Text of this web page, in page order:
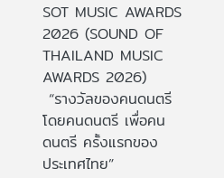
SOT MUSIC AWARDS
2026 (SOUND OF
THAILAND MUSIC
AWARDS 2026)
“รางวัลของคนดนตรี
โดยคนดนตรี เพื่อคน
ดนตรี ครั้งแรกของ
ประเทศไทย”